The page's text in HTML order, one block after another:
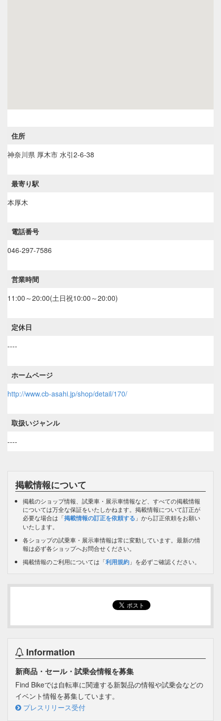
住所
神奈川県 厚木市 水引2-6-38
最寄り駅
本厚木
電話番号
046-297-7586
営業時間
11:00～20:00(土日祝10:00～20:00)
定休日
----
ホームページ
http://www.cb-asahi.jp/shop/detail/170/
取扱いジャンル
----
掲載情報について
掲載のショップ情報、試乗車・展示車情報など、すべての掲載情報
については万全な保証をいたしかねます。掲載情報について訂正が
必要な場合は「掲載情報の訂正を依頼する 」から訂正依頼をお願い
いたします。
各ショップの試乗車・展示車情報は常に変動しています。最新の情
報は必ず各ショップへお問合せください。
掲載情報のご利用については「利用規約 」を必ずご確認ください。
Information
新商品・セール・試乗会情報を募集
Find Bikeでは自転車に関連する新製品の情報や試乗会などの
イベント情報を募集しています。
プレスリリース受付